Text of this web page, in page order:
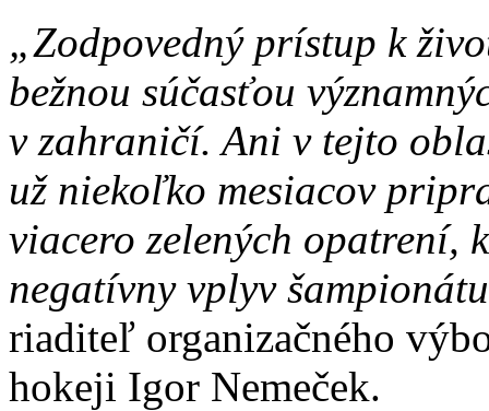
„Zodpovedný prístup k
bežnou súčasťou
v zahraničí. Ani v tejto
už niekoľko mesiacov
viacero zelených opatrení,
negatívny vplyv
riaditeľ organizačného
hokeji Igor Nemeček.